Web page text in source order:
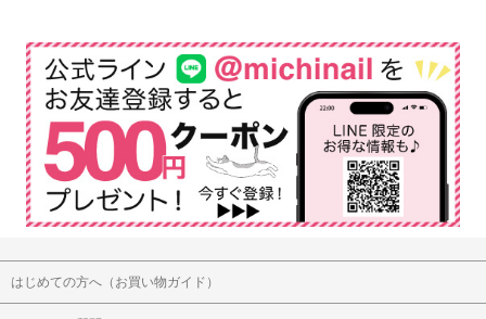
はじめての方へ（お買い物ガイド）